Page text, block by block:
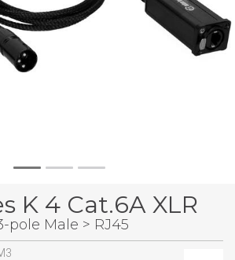
K 4 Cat.6A XLR
pole Male > RJ45